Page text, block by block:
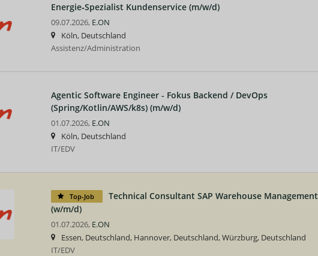
Energie‑Spezialist Kundenservice (m/w/d)
09.07.2026, E.ON
Köln, Deutschland
Assistenz/Administration
Agentic Software Engineer - Fokus Backend / DevOps
(Spring/Kotlin/AWS/k8s) (m/w/d)
01.07.2026, E.ON
Köln, Deutschland
IT/EDV
Top-Job
Technical Consultant SAP Warehouse Management
(w/m/d)
01.07.2026, E.ON
Essen, Deutschland, Hannover, Deutschland, Würzburg, Deutschland
IT/EDV